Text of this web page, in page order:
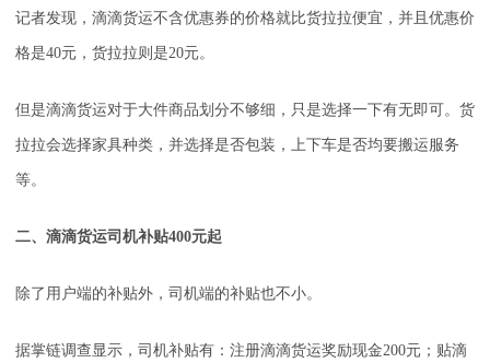
记者发现，滴滴货运不含优惠券的价格就比货拉拉便宜，并且优惠价
格是40元，货拉拉则是20元。
但是滴滴货运对于大件商品划分不够细，只是选择一下有无即可。货
拉拉会选择家具种类，并选择是否包装，上下车是否均要搬运服务
等。
二、滴滴货运司机补贴400元起
除了用户端的补贴外，司机端的补贴也不小。
据掌链调查显示，司机补贴有：注册滴滴货运奖励现金200元；贴滴